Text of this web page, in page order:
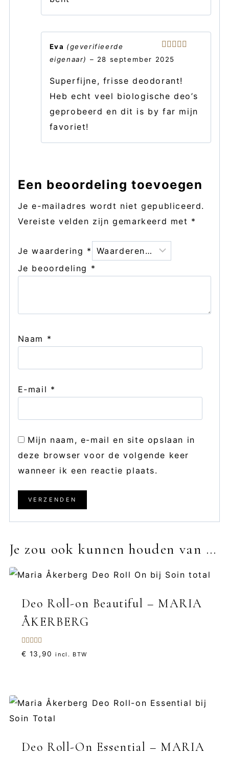
Gewaardeerd
5uit 5
Eva (geverifieerde
eigenaar) – 28 september 2025
Superfijne, frisse deodorant!
Heb echt veel biologische deo’s
geprobeerd en dit is by far mijn
favoriet!
Een beoordeling toevoegen
Je e-mailadres wordt niet gepubliceerd.
Vereiste velden zijn gemarkeerd met *
Je waardering *
Je beoordeling *
Naam *
E-mail *
Mijn naam, e-mail en site opslaan in
deze browser voor de volgende keer
wanneer ik een reactie plaats.
Je zou ook kunnen houden van …
Deo Roll-on Beautiful – MARIA
ÅKERBERG
Gewaardeerd
5.00
€ 13,90 incl. BTW
Deo Roll-On Essential – MARIA